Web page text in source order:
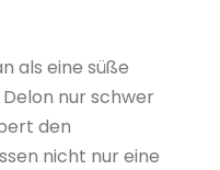
als eine süße
nur schwer
den
nicht nur eine